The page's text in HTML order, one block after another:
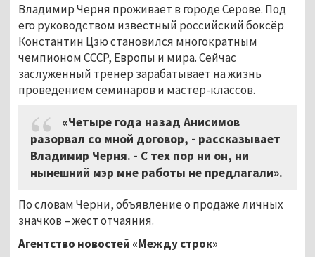
Владимир Черня проживает в городе Серове. Под
его руководством известный российский боксёр
Константин Цзю становился многократным
чемпионом СССР, Европы и мира. Сейчас
заслуженный тренер зарабатывает на жизнь
проведением семинаров и мастер-классов.
«Четыре года назад Анисимов
разорвал со мной договор, - рассказывает
Владимир Черня. - С тех пор ни он, ни
нынешний мэр мне работы не предлагали».
По словам Черни, объявление о продаже личных
значков – жест отчаяния.
Агентство новостей «Между строк»